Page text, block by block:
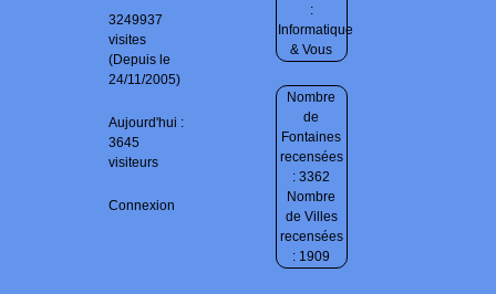
3249937
visites
(Depuis le
24/11/2005)
Aujourd'hui :
3645
visiteurs
Connexion
:
Informatique
& Vous
Nombre
de
Fontaines
recensées
: 3362
Nombre
de Villes
recensées
: 1909